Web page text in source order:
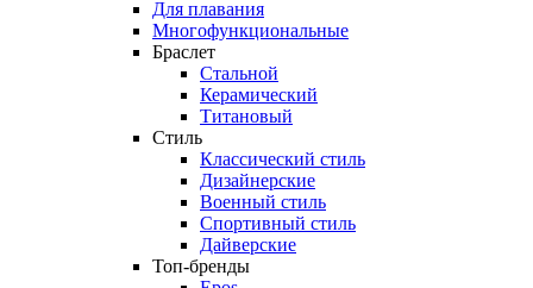
Для плавания
Многофункциональные
Браслет
Стальной
Керамический
Титановый
Стиль
Классический стиль
Дизайнерские
Военный стиль
Спортивный стиль
Дайверские
Топ-бренды